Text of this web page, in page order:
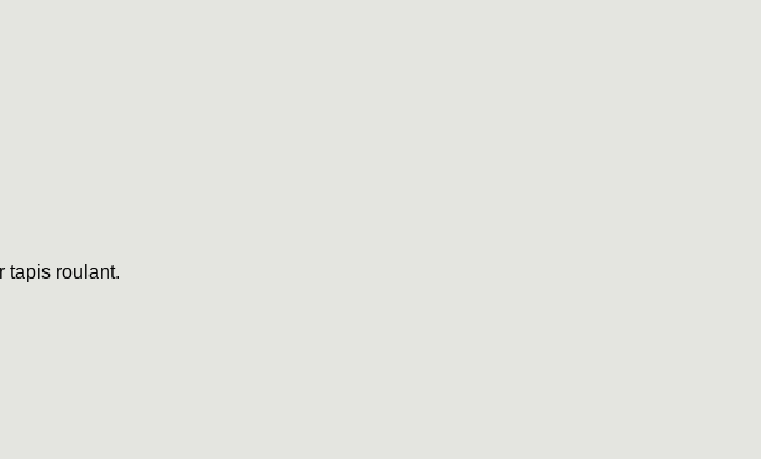
tapis roulant.